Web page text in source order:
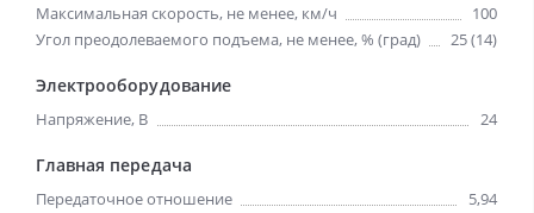
Максимальная скорость, не менее, км/ч
100
Угол преодолеваемого подъема, не менее, % (град)
25 (14)
Электрооборудование
Напряжение, B 24
Главная передача
Передаточное отношение
5,94